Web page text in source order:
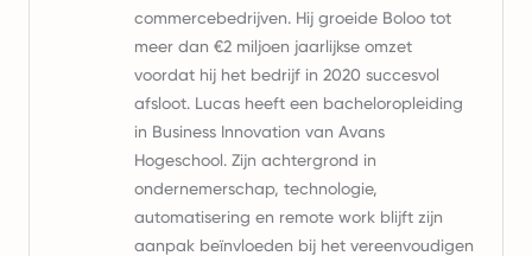
commercebedrijven. Hij groeide Boloo tot
meer dan €2 miljoen jaarlijkse omzet
voordat hij het bedrijf in 2020 succesvol
afsloot. Lucas heeft een bacheloropleiding
in Business Innovation van Avans
Hogeschool. Zijn achtergrond in
ondernemerschap, technologie,
automatisering en remote work blijft zijn
aanpak beïnvloeden bij het vereenvoudigen